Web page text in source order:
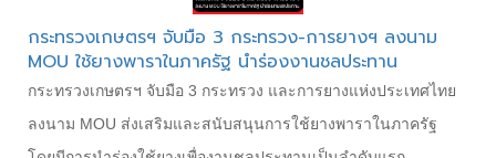
กระทรวงเกษตรฯ จับมือ 3 กระทรวง-การยางฯ ลงนาม
MOU ใช้ยางพาราในภาครัฐ นำร่องงานชลประทาน
กระทรวงเกษตรฯ จับมือ 3 กระทรวง และการยางแห่งประเทศไทย
ลงนาม MOU ส่งเสริมและสนับสนุนการใช้ยางพาราในภาครัฐ